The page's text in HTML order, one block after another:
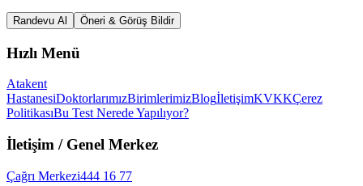
Randevu Al Öneri & Görüş Bildir
Hızlı Menü
Atakent
HastanesiDoktorlarımızBirimlerimizBlogİletişimKVKKÇerez
PolitikasıBu Test Nerede Yapılıyor?
İletişim / Genel Merkez
Çağrı Merkezi444 16 77